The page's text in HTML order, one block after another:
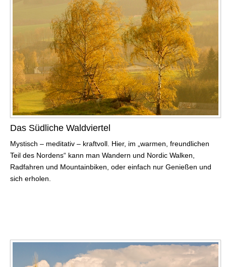
Das Südliche Waldviertel
Mystisch – meditativ – kraftvoll. Hier, im „warmen, freundlichen
Teil des Nordens“ kann man Wandern und Nordic Walken,
Radfahren und Mountainbiken, oder einfach nur Genießen und
sich erholen.